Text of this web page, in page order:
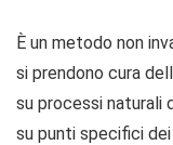
È un metodo non
si prendono cura
su processi naturali
su punti specifici